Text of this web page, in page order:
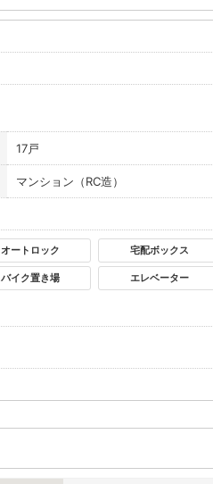
17戸
マンション（RC造）
オートロック 宅配ボックス
バイク置き場 エレベーター